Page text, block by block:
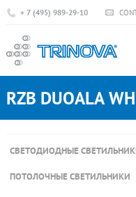
+ 7 (495) 989-29-10
RZB DUOALA
СВЕТОДИОДНЫЕ
ПОТОЛОЧНЫЕ СВЕТИЛЬНИКИ